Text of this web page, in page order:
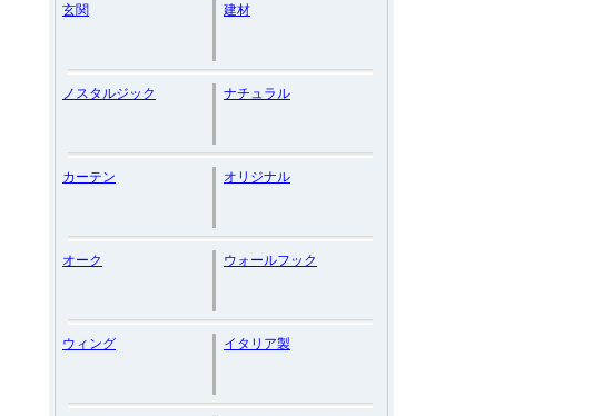
玄関 建材
ノスタルジック ナチュラル
カーテン オリジナル
オーク ウォールフック
ウィング イタリア製